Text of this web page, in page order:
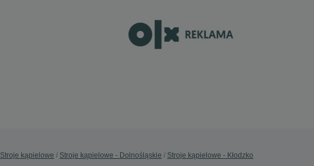
Stroje kąpielowe Stroje kąpielowe - Dolnośląskie Stroje kąpielowe - Kłodzko